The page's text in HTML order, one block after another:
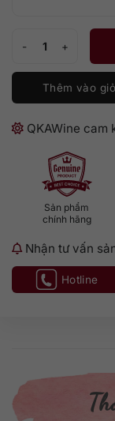
Rượu mùi
Thêm vào
QKAWine cam
Sản phẩm
chính hãng
Nhận tư vấn
Hotline